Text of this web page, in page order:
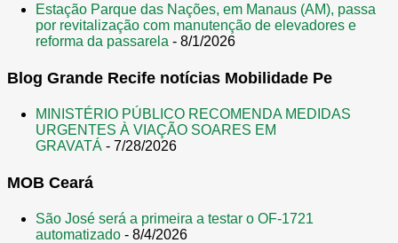
n
Estação Parque das Nações, em Manaus (AM), passa
por revitalização com manutenção de elevadores e
reforma da passarela - 8/1/2026
Blog Grande Recife notícias Mobilidade Pe
MINISTÉRIO PÚBLICO RECOMENDA MEDIDAS
URGENTES À VIAÇÃO SOARES EM
GRAVATÁ - 7/28/2026
MOB Ceará
São José será a primeira a testar o OF-1721
automatizado - 8/4/2026